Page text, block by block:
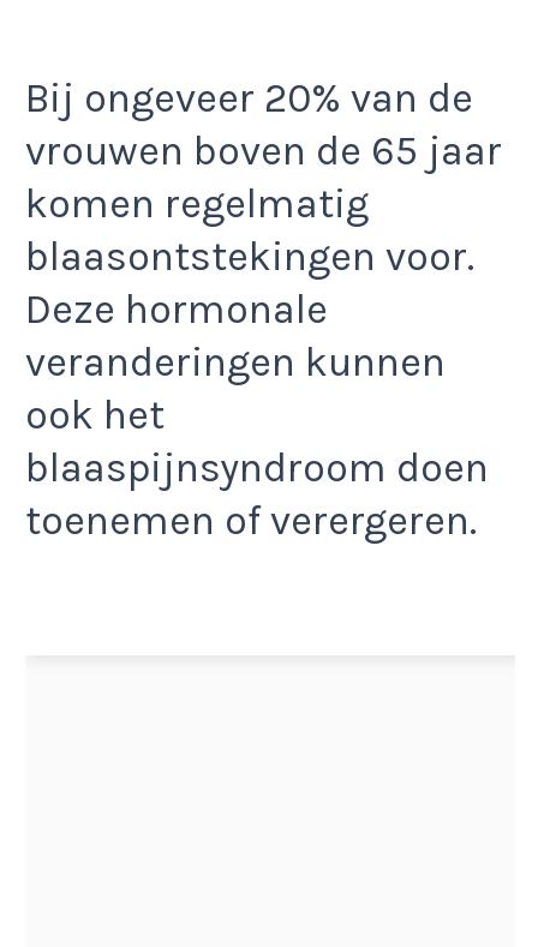
Bij ongeveer 20% van de
vrouwen boven de 65 jaar
komen regelmatig
blaasontstekingen voor.
Deze hormonale
veranderingen kunnen
ook het
blaaspijnsyndroom doen
toenemen of verergeren.